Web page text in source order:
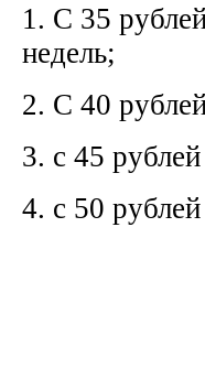
1. С 35
недель;
2. С 40
3. с 45
4. с 50